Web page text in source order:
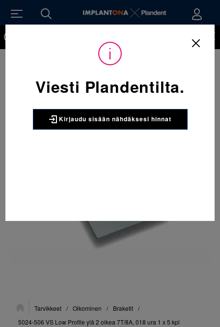
Sijainti:Tarvikkeet / Oikominen / Braketit /
5024-506 VS Low Profile ylä 2 oikea 7T/8A, 018 ura 1 x 5 kpl
Viesti Plandentilta.
Kirjaudu sisään nähdäksesi hinnat